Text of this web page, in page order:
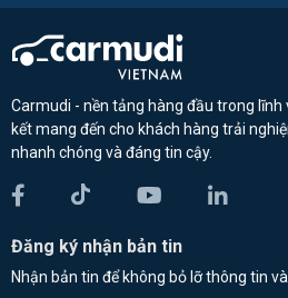
Carmudi - nền tảng hàng đầu trong lĩnh
kết mang đến cho khách hàng trải
nhanh chóng và đáng tin cậy.
Đăng ký nhận bản tin
Nhận bản tin để không bỏ lỡ thông tin